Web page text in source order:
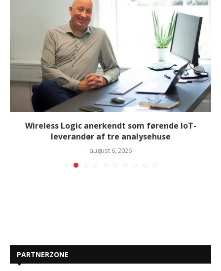
Wireless Logic anerkendt som førende IoT-
leverandør af tre analysehuse
august 6, 2026
PARTNERZONE